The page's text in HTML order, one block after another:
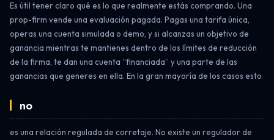
Es útil tener claro qué es lo que realmente estás comprando. Una
prop-firm vende una evaluación pagada. Pagas una tarifa única,
operas una cuenta simulada o demo, y si alcanzas un objetivo de
ganancia mientras te mantienes dentro de los límites de reducción
de la firma, te dan una cuenta “financiada” y una parte de las
ganancias que generes en ella. En la gran mayoría de los casos esto
no
es una relación regulada de corretaje. No existe un regulador de